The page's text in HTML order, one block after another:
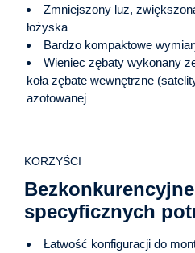
Zmniejszony luz,
łożyska
Bardzo kompaktowe
Wieniec zębaty wykonany
koła zębate wewnętrzne
azotowanej
KORZYŚCI
specyficznych
Łatwość konfiguracji do